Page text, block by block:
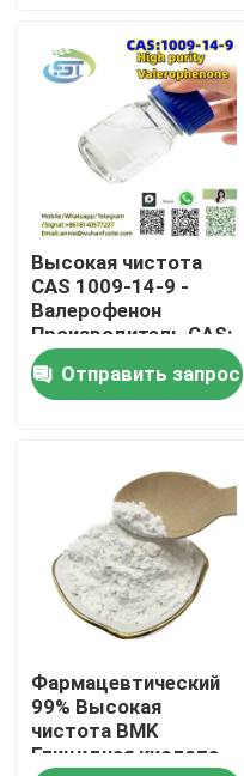
Дом
Продукты
О нас
Путешествие фабрики
Проверка качества
Спросите цитату
Химикат BMK
ПМК Кемикал
Химикат BDO
Высокая чистота
CAS 1009-14-9 -
Валерофенон
Производитель CAS:
1009-14-9 - Найти
конкурентоспособные
цены
Отправить запрос
Фармацевтический
99% Высокая
чистота BMK
Глицидная кислота